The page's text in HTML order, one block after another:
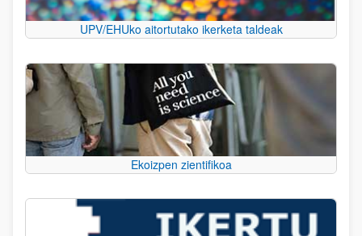
UPV/EHUko aitortutako ikerketa taldeak
Ekoizpen zientifikoa